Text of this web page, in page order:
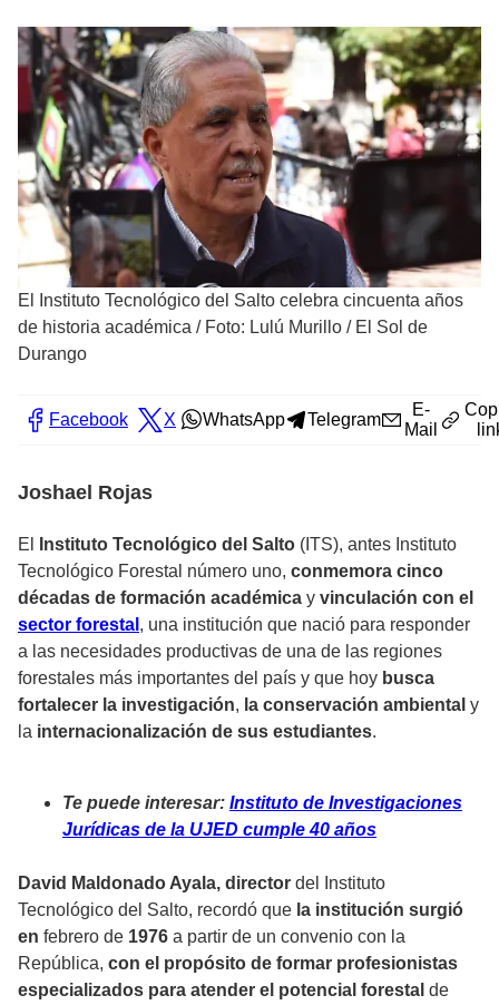
El Instituto Tecnológico del Salto celebra cincuenta años
de historia académica / Foto: Lulú Murillo / El Sol de
Durango
Facebook X WhatsApp Telegram
E-
Mail
Joshael Rojas
El Instituto Tecnológico del Salto (ITS), antes Instituto
Tecnológico Forestal número uno, conmemora cinco
décadas de formación académica y vinculación con el
sector forestal , una institución que nació para responder
a las necesidades productivas de una de las regiones
forestales más importantes del país y que hoy busca
fortalecer la investigación, la conservación ambiental y
la internacionalización de sus estudiantes.
Te puede interesar: Instituto de Investigaciones
Jurídicas de la UJED cumple 40 años
David Maldonado Ayala, director del Instituto
Tecnológico del Salto, recordó que la institución surgió
en febrero de 1976 a partir de un convenio con la
República, con el propósito de formar profesionistas
especializados para atender el potencial forestal de